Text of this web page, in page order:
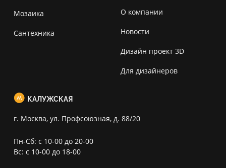
Мозаика
Сантехника
О компании
Новости
Дизайн проект 3D
Для дизайнеров
КАЛУЖСКАЯ
г. Москва, ул. Профсоюзная, д. 88/20
Пн-Сб: с 10-00 до 20-00
Вс: с 10-00 до 18-00